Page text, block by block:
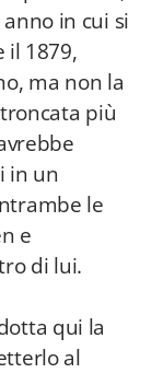
in cui si
il 1879,
ma non la
più
in un
le
e
di lui.
qui la
al